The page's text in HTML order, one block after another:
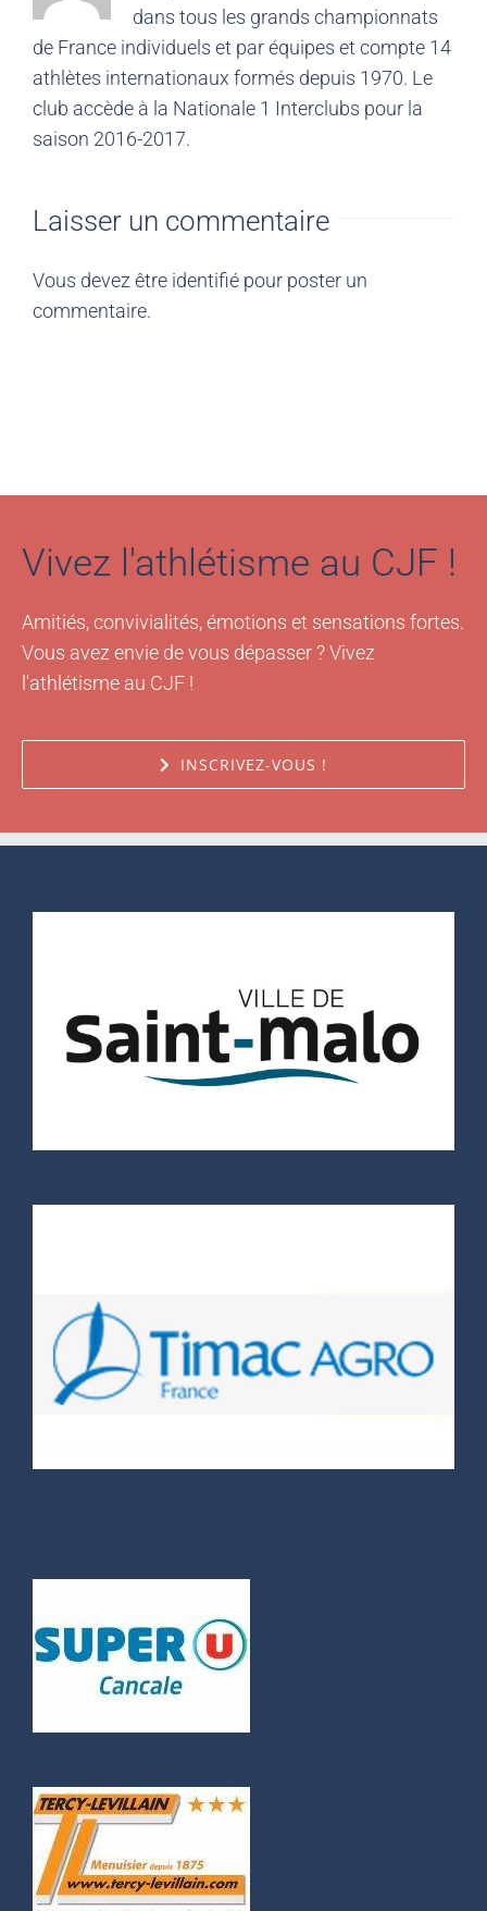
dans tous les grands championnats
de France individuels et par équipes et compte 14
athlètes internationaux formés depuis 1970. Le
club accède à la Nationale 1 Interclubs pour la
saison 2016-2017.
Laisser un commentaire
Vous devez être identifié pour poster un
commentaire.
Vivez l'athlétisme au CJF !
Amitiés, convivialités, émotions et sensations fortes.
Vous avez envie de vous dépasser ? Vivez
l'athlétisme au CJF !
INSCRIVEZ-VOUS !